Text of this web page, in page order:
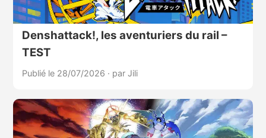
Denshattack!, les aventuriers du rail –
TEST
Publié le 28/07/2026 · par Jili